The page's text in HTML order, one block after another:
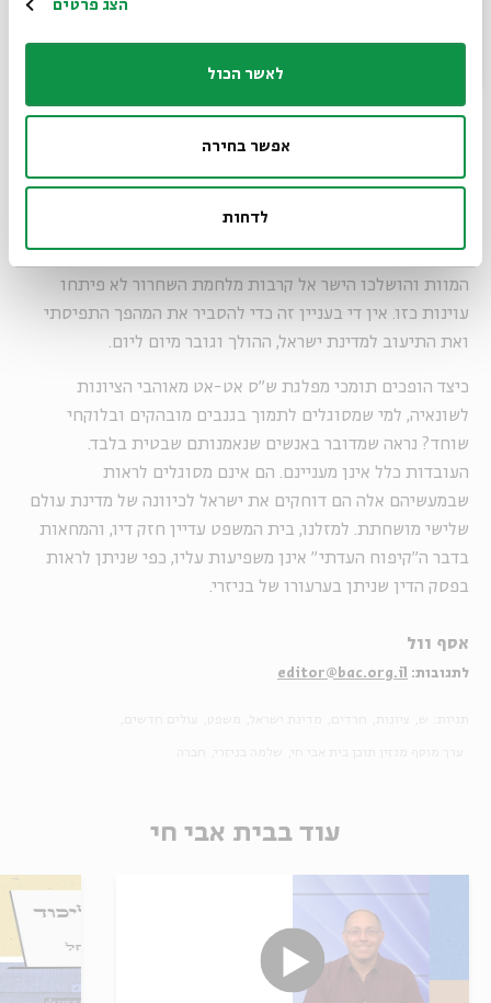
הצג פרטים
לאשר הכול
אפשר בחירה
לדחות
ודוגלים ב"החזרת עטרה לישנה", אך כל זה רק מן השפה אל החוץ.
מלבושיהם מעידים כאלף עדים שמילים לחוד וחליפות לחוד.
תשוקתו הגדולה ביותר של בחור ספרדי היא להתקבל לישיבה
המוות והושלכו הישר אל קרבות מלחמת השחרור לא פיתחו
עוינות כזו. אין די בעניין זה כדי להסביר את המהפך התפיסתי
ואת התיעוב למדינת ישראל, ההולך וגובר מיום ליום.
כיצד הופכים תומכי מפלגת ש"ס אט-אט מאוהבי הציונות
לשונאיה, למי שמסוגלים לתמוך בגנבים מובהקים ובלוקחי
שוחד? נראה שמדובר באנשים שנאמנותם שבטית בלבד.
העובדות כלל אינן מעניינם. הם אינם מסוגלים לראות
שבמעשיהם אלה הם דוחקים את ישראל לכיוונה של מדינת עולם
שלישי מושחתת. למזלנו, בית המשפט עדיין חזק דיו, והמחאות
בדבר ה"קיפוח העדתי" אינן משפיעות עליו, כפי שניתן לראות
בפסק הדין שניתן בערעורו של בניזרי.
אסף וול
לתגובות: editor@bac.org.il
עוד בבית אבי חי